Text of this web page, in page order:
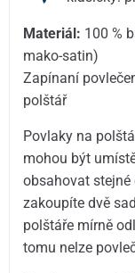
Materiál: 100 %
mako-satin)
Zapínaní
polštář
Povlaky na
mohou být
obsahovat stejné
zakoupíte dvě
polštáře mírně
tomu nelze